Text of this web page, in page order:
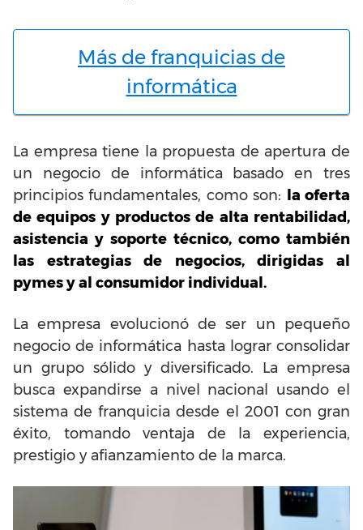
Más de franquicias de
informática
La empresa tiene la propuesta de apertura de
un negocio de informática basado en tres
principios fundamentales, como son: la oferta
de equipos y productos de alta rentabilidad,
asistencia y soporte técnico, como también
las estrategias de negocios, dirigidas al
pymes y al consumidor individual.
La empresa evolucionó de ser un pequeño
negocio de informática hasta lograr consolidar
un grupo sólido y diversificado. La empresa
busca expandirse a nivel nacional usando el
sistema de franquicia desde el 2001 con gran
éxito, tomando ventaja de la experiencia,
prestigio y afianzamiento de la marca.